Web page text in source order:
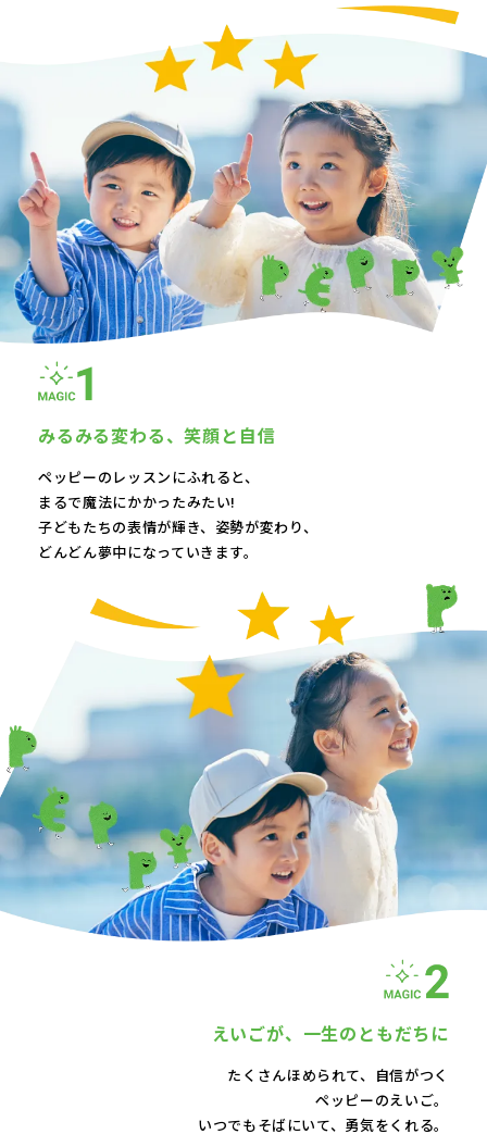
みるみる変わる、笑顔と自信
ペッピーのレッスンにふれると、
まるで魔法にかかったみたい!
子どもたちの表情が輝き、 姿勢が変わり、
どんどん夢中になっていきます。
えいごが、 一生のともだちに
たくさんほめられて、自信がつく
ペッピーのえいご。
いつでもそばにいて、 勇気をくれる。